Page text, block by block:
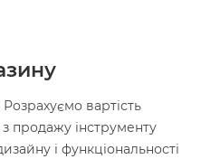
вартість
продажу інструменту
і функціональності